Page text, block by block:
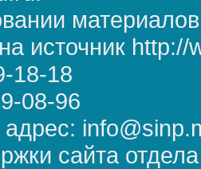
источник
18-18
08-96
сайта